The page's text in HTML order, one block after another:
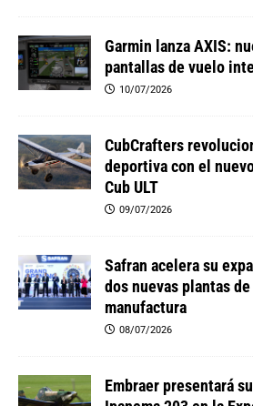
Garmin lanza AXIS:
pantallas de vuelo
10/07/2026
CubCrafters
deportiva con el
Cub ULT
09/07/2026
Safran acelera su
dos nuevas plantas
manufactura
08/07/2026
Embraer presentará